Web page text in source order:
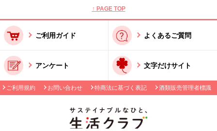
↑ PAGE TOP
ご利用ガイド よくあるご質問
アンケート 文字だけサイト
ご利用規約 お問い合わせ 特商法に基づく表記 酒類販売管理者標識